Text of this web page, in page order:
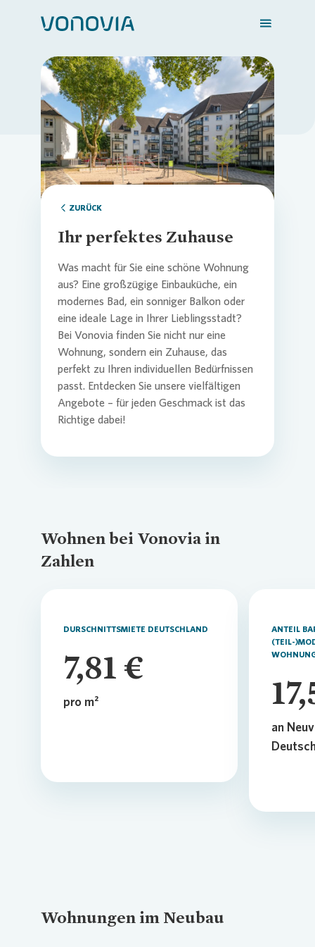
Zuhause finden
Mein Zuhause
Meine Stadt
Login
Loading...
ZURÜCK
Ihr perfektes Zuhause
Was macht für Sie eine schöne Wohnung
aus? Eine großzügige Einbauküche, ein
modernes Bad, ein sonniger Balkon oder
eine ideale Lage in Ihrer Lieblingsstadt?
Bei Vonovia finden Sie nicht nur eine
Wohnung, sondern ein Zuhause, das
perfekt zu Ihren individuellen Bedürfnissen
passt. Entdecken Sie unsere vielfältigen
Angebote – für jeden Geschmack ist das
Richtige dabei!
Wohnen bei Vonovia in
Zahlen
DURSCHNITTSMIETE DEUTSCHLAND
7,81 €
pro m²
ANTEIL
(TEIL-
an
Wohnungen im Neubau